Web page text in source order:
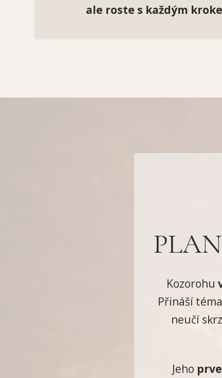
ale roste s každým
Kozorohu
Přináší
neučí
Jeho